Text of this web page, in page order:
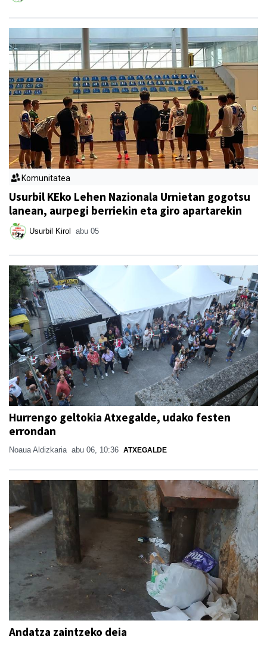
Komunitatea
Usurbil KEko Lehen Nazionala Urnietan gogotsu
lanean, aurpegi berriekin eta giro apartarekin
Usurbil Kirol abu 05
Hurrengo geltokia Atxegalde, udako festen
errondan
Noaua Aldizkaria abu 06, 10:36 ATXEGALDE
Andatza zaintzeko deia